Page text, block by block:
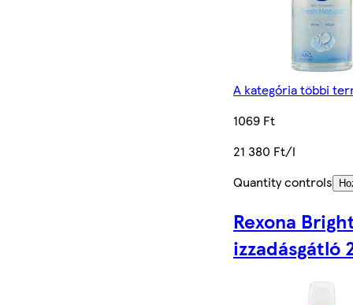
A kategória többi
1069 Ft
21 380 Ft/l
Quantity controls
Rexona
izzadásgátló